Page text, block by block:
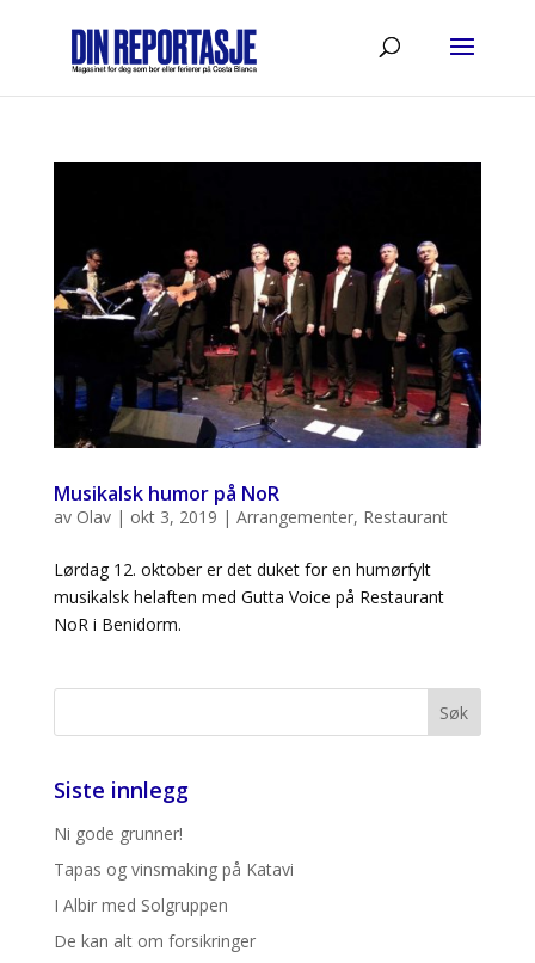
Musikalsk humor på NoR
av Olav| okt 3, 2019 | Arrangementer, Restaurant
Lørdag 12. oktober er det duket for en humørfylt
musikalsk helaften med Gutta Voice på Restaurant
NoR i Benidorm.
Siste innlegg
Ni gode grunner!
Tapas og vinsmaking på Katavi
I Albir med Solgruppen
De kan alt om forsikringer